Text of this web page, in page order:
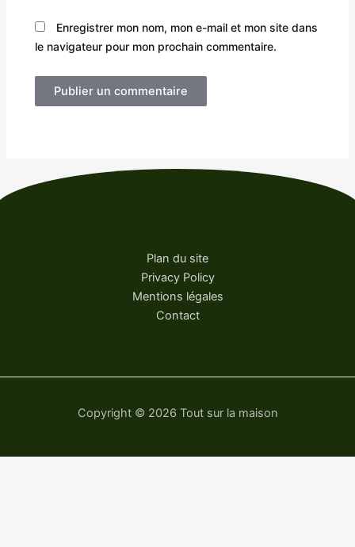
Enregistrer mon nom, mon e-mail et mon site dans
le navigateur pour mon prochain commentaire.
Plan du site
Privacy Policy
Mentions légales
Contact
Copyright © 2026 Tout sur la maison